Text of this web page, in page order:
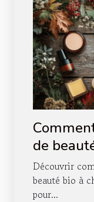
de
saison
Découvrir
beauté bio à
pour...